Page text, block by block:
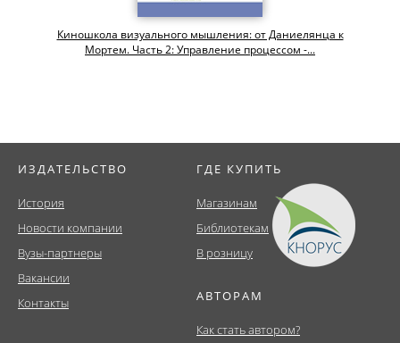
Киношкола визуального мышления: от Даниелянца к
Мортем. Часть 2: Управление процессом -...
ИЗДАТЕЛЬСТВО
История
Новости компании
Вузы-партнеры
Вакансии
Контакты
ГДЕ КУПИТЬ
Магазинам
Библиотекам
В розницу
АВТОРАМ
Как стать автором?